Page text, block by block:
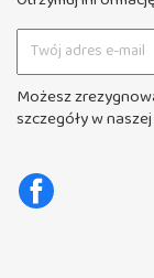
Możesz
szczegóły w